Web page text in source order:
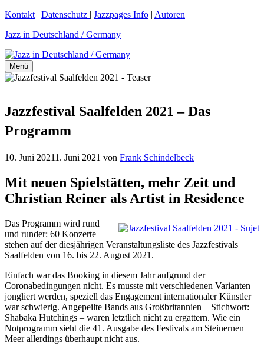
Zum
springen
Kontakt | Datenschutz | Jazzpages Info | Autoren
Jazz in Deutschland / Germany
Menü
Jazzfestival Saalfelden 2021 – Das
Programm
10. Juni 20211. Juni 2021 von Frank Schindelbeck
Mit neuen Spielstätten, mehr Zeit und
Christian Reiner als Artist in Residence
Das Programm wird rund
und runder: 60 Konzerte
stehen auf der diesjährigen Veranstaltungsliste des Jazzfestivals
Saalfelden von 16. bis 22. August 2021.
Einfach war das Booking in diesem Jahr aufgrund der
Coronabedingungen nicht. Es musste mit verschiedenen Varianten
jongliert werden, speziell das Engagement internationaler Künstler
war schwierig. Angepeilte Bands aus Großbritannien – Stichwort:
Shabaka Hutchings – waren letztlich nicht zu ergattern. Wie ein
Notprogramm sieht die 41. Ausgabe des Festivals am Steinernen
Meer allerdings überhaupt nicht aus.